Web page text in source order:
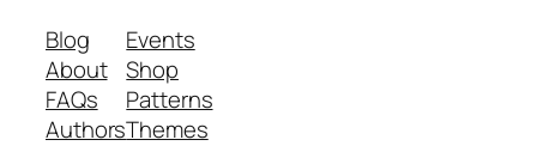
Blog
About
FAQs
Authors
Events
Shop
Patterns
Themes